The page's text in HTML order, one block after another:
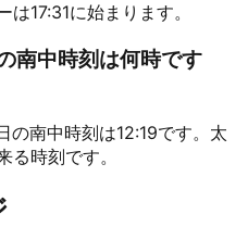
17:31に始まります。
南中時刻は何時です
南中時刻は12:19です。太
時刻です。